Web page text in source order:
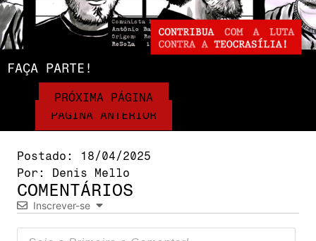
FAÇA PARTE!
PÁGINA ANTERIOR
PRÓXIMA PÁGINA
Postado:
18/04/2025
Por:
Denis Mello
COMENTÁRIOS
Inscrever-se